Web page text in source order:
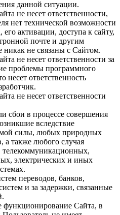
данной ситуации.
не несет ответственности,
нет технической возможности
его активации, доступа к сайту,
почте и другим
никак не связаны с Сайтом.
не несет ответственности за
проблемы программного
несет ответственность
не несет ответственности
сбои в процессе совершения
вследствие
силы, любых природных
а также любого случая
телекоммуникационных,
электрических и иных
переводов, банков,
и за задержки, связанные
функционирование Сайта, в